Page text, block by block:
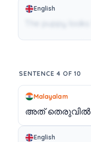
English
SENTENCE 4 OF 10
Malayalam
അത് തെരുവിൽ
English